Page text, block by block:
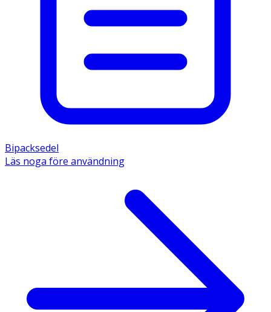
Bipacksedel
Läs noga före användning